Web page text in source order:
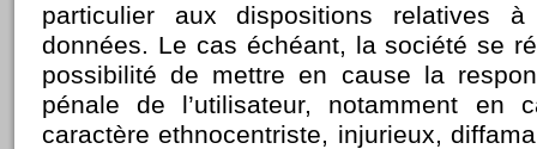
particulier aux dispositions relatives
données. Le cas échéant, la société se
possibilité de mettre en cause la
pénale de l’utilisateur, notamment en
caractère ethnocentriste, injurieux,